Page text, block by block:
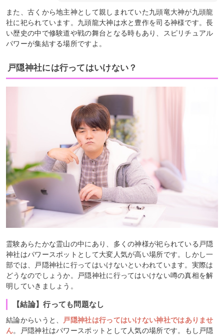
また、古くから地主神として親しまれていた九頭竜大神が九頭龍
社に祀られています。九頭龍大神は水と豊作を司る神様です。長
い歴史の中で修験道や戦の舞台となる時もあり、スピリチュアル
パワーが集結する場所ですよ。
戸隠神社には行ってはいけない？
霊験あらたかな霊山の中にあり、多くの神様が祀られている戸隠
神社はパワースポットとして大変人気が高い場所です。しかし一
部では、戸隠神社に行ってはいけないといわれています。実際は
どうなのでしょうか。戸隠神社に行ってはいけない噂の真相を解
明していきましょう。
【結論】行っても問題なし
結論からいうと、
戸隠神社は行ってはいけない神社ではありませ
ん。戸隠神社はパワースポットとして人気の場所です。もし戸隠